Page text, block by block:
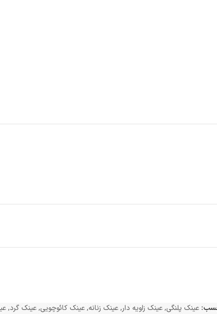
عینک پلنگی,عینک زاویه دار,عینک زنانه,عینک کائوچویی,عینک گرد,